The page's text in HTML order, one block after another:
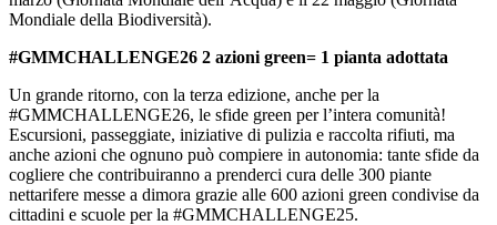
Mondiale della Biodiversità).
#GMMCHALLENGE26 2 azioni green= 1 pianta adottata
Un grande ritorno, con la terza edizione, anche per la
#GMMCHALLENGE26, le sfide green per l’intera comunità!
Escursioni, passeggiate, iniziative di pulizia e raccolta rifiuti, ma
anche azioni che ognuno può compiere in autonomia: tante sfide da
cogliere che contribuiranno a prenderci cura delle 300 piante
nettarifere messe a dimora grazie alle 600 azioni green condivise da
cittadini e scuole per la #GMMCHALLENGE25.